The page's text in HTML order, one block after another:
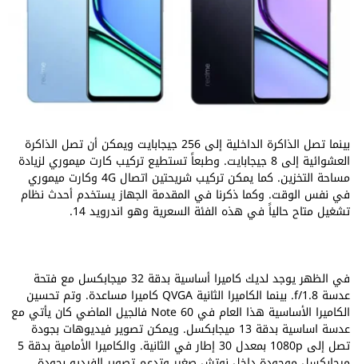
بينما تصل الذاكرة الداخلية إلى 256 جيجابايت ويمكن أن تصل الذاكرة
العشوائية إلى 8 جيجابايت. وطبعاً تستطيع تركيب كارت ميموري لزيادة
مساحة التخزين. كما يمكن تركيب شريحتين اتصال 4G وكارت ميموري
في نفس الوقت. وكما ذكرنا في المقدمة الجهاز يستخدم أحدث نظام
تشغيل متاح حالياً في هذه الفئة السعرية وهو اندرويد 14.
في الظهر يوجد لديك كاميرا أساسية بدقة 32 ميجابكسل مع فتحة
عدسة f/1.8. بينما الكاميرا الثانية QVGA كاميرا مساعدة. وتم تحسين
الكاميرا الأساسية هذا العام في Note 60 فالجيل الماضي كان يأتي مع
عدسة اساسية بدقة 13 ميجابكسل. ويمكن تصوير فيديوهات بجودة
تصل إلى 1080p بمعدل 30 إطار في الثانية. والكاميرا الأمامية بدقة 5